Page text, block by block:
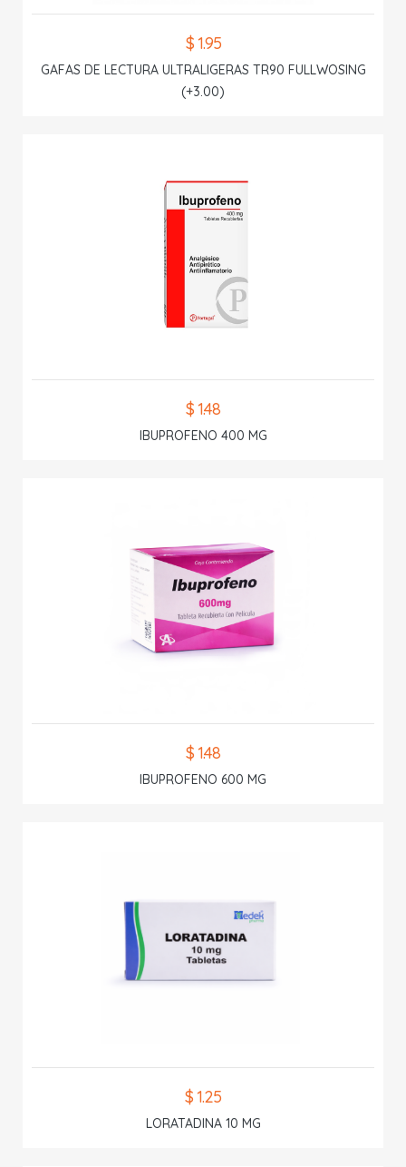
$ 1.95
GAFAS DE LECTURA ULTRALIGERAS TR90 FULLWOSING
(+3.00)
$ 1.48
IBUPROFENO 400 MG
$ 1.48
IBUPROFENO 600 MG
$ 1.25
LORATADINA 10 MG